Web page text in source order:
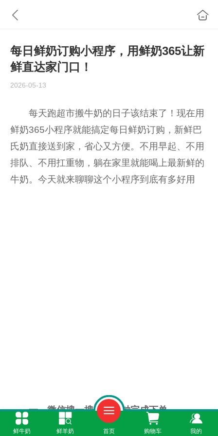
每日鲜奶订购小程序，用鲜奶365让新
鲜直达家门口！
2026-05-13
每天跑超市搬牛奶的日子该结束了！现在用
鲜奶365小程序就能搞定每日鲜奶订购，新鲜巴
氏奶直接送到家，省心又方便。不用早起、不用
排队、不用扛重物，躺在家里就能喝上最新鲜的
牛奶。今天就来聊聊这个小程序到底有多好用
一、微信搜一搜，一分钟完成下单
鲜牛奶 鲜羊奶 首页 购物车 我的